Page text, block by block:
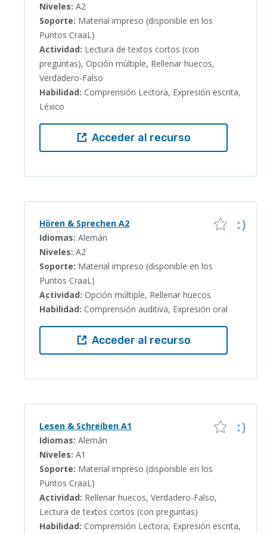
Niveles: A2
Soporte: Material impreso (disponible en los
Puntos CraaL)
Actividad: Lectura de textos cortos (con
preguntas), Opción múltiple, Rellenar huecos,
Verdadero-Falso
Habilidad: Comprensión Lectora, Expresión escrita,
Léxico
Acceder al recurso
Hören & Sprechen A2
Idiomas: Alemán
Niveles: A2
Soporte: Material impreso (disponible en los
Puntos CraaL)
Actividad: Opción múltiple, Rellenar huecos
Habilidad: Comprensión auditiva, Expresión oral
Acceder al recurso
Lesen & Schreiben A1
Idiomas: Alemán
Niveles: A1
Soporte: Material impreso (disponible en los
Puntos CraaL)
Actividad: Rellenar huecos, Verdadero-Falso,
Lectura de textos cortos (con preguntas)
Habilidad: Comprensión Lectora, Expresión escrita,